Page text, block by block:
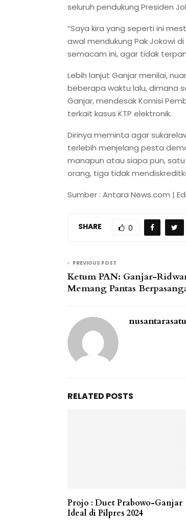
seluruh pendukung Presiden
“Saya kira yang seperti ini
awal mendukung Pak Jokowi
semacam ini, agar tidak
Lebih lanjut Ganjar menilai,
beberapa waktu lalu, dimana
Ganjar, mendesak Komisi
terkait kasus KTP elektronik.
Dirinya meminta agar
terlebih menjelang pesta
manapun atau siapa pun,
orang, tiga tidak
Sumber : Antara News.com |
SHARE 0
PREVIOUS POST
Ketum PAN: Ganjar-
Memang Pantas
RELATED POSTS
Projo : Duet Prabowo-Ganjar
Ideal di Pilpres 2024